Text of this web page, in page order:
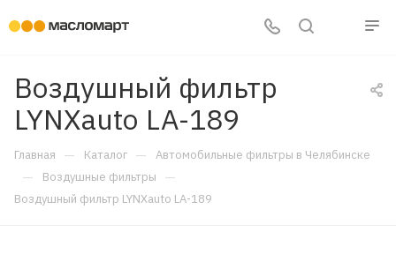
Воздушный фильтр
LYNXauto LA-189
Главная — Каталог — Автомобильные фильтры в Челябинске
— Воздушные фильтры —
Воздушный фильтр LYNXauto LA-189